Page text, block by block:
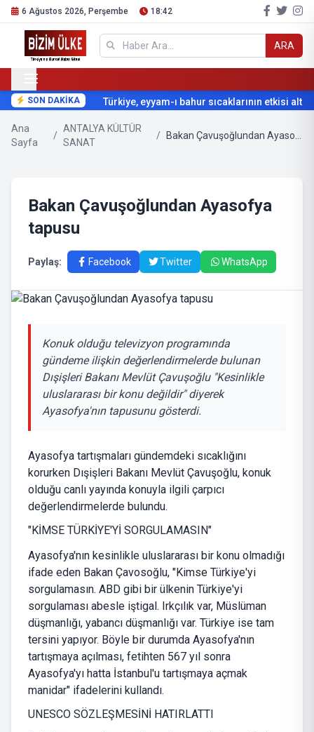
6 Ağustos 2026, Perşembe 18:42
ARA
SON DAKİKA Türkiye, eyyam-ı bahur sıcaklarının etkisi
Ana
Sayfa
/
ANTALYA KÜLTÜR
SANAT
/
Bakan Çavuşoğlundan Ayasofya
tapusu
Paylaş: Facebook Twitter WhatsApp
Konuk olduğu televizyon programında
gündeme ilişkin değerlendirmelerde bulunan
Dışişleri Bakanı Mevlüt Çavuşoğlu "Kesinlikle
uluslararası bir konu değildir" diyerek
Ayasofya'nın tapusunu gösterdi.
Ayasofya tartışmaları gündemdeki sıcaklığını
korurken Dışişleri Bakanı Mevlüt Çavuşoğlu, konuk
olduğu canlı yayında konuyla ilgili çarpıcı
değerlendirmelerde bulundu.
"KİMSE TÜRKİYE'Yİ SORGULAMASIN"
Ayasofya'nın kesinlikle uluslararası bir konu olmadığı
ifade eden Bakan Çavosoğlu, "Kimse Türkiye'yi
sorgulamasın. ABD gibi bir ülkenin Türkiye'yi
sorgulaması abesle iştigal. Irkçılık var, Müslüman
düşmanlığı, yabancı düşmanlığı var. Türkiye ise tam
tersini yapıyor. Böyle bir durumda Ayasofya'nın
tartışmaya açılması, fetihten 567 yıl sonra
Ayasofya'yı hatta İstanbul'u tartışmaya açmak
manidar" ifadelerini kullandı.
UNESCO SÖZLEŞMESİNİ HATIRLATTI